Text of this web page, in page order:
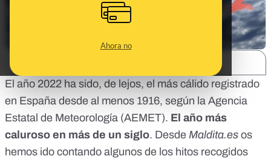
Ahora no
El año 2022 ha sido, de lejos, el más cálido registrado
en España desde al menos 1916, según la Agencia
Estatal de Meteorología (AEMET). El año más
caluroso en más de un siglo. Desde Maldita.es os
hemos ido contando algunos de los hitos recogidos